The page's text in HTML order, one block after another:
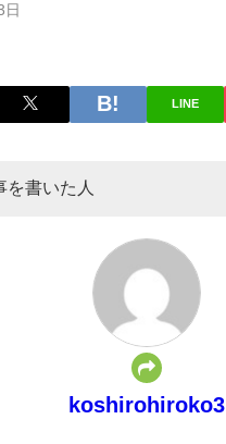
日
LINE
を書いた人
koshirohiroko3